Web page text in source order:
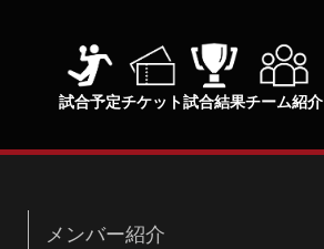
試合予定チケット試合結果チーム紹介
メンバー紹介